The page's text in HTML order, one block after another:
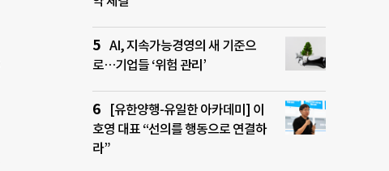
AI, 지속가능경영의 새 기준으
로…기업들 ‘위험 관리’
[유한양행-유일한 아카데미] 이
호영 대표 “선의를 행동으로 연결하
라”